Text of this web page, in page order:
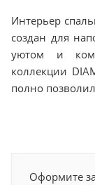
Интерьер
создан для
уютом и
коллекции
полно
Оформите